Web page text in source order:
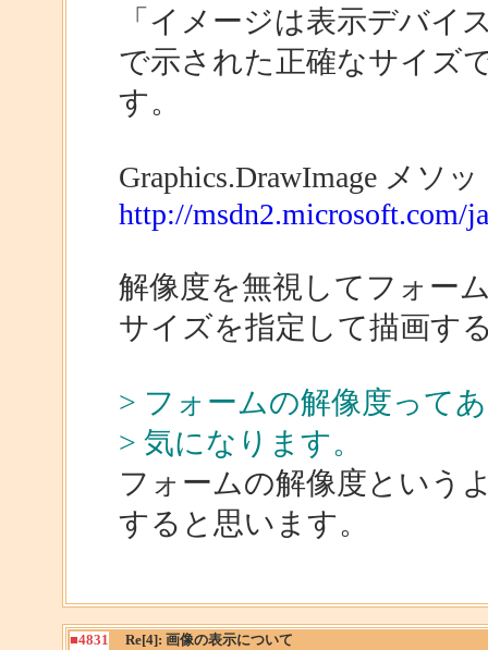
「イメージは表示デバイ
で示された正確なサイズ
す。
Graphics.DrawImage メソ
http://msdn2.microsoft.com/
解像度を無視してフォー
サイズを指定して描画す
> フォームの解像度って
> 気になります。
フォームの解像度という
すると思います。
■4831
Re[4]: 画像の表示について